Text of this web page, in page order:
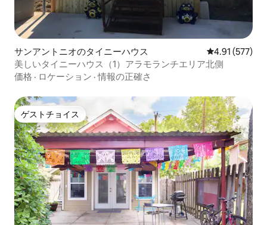
サンアントニオのタイニーハウス レビュー577
4.91 (577)
美しいタイニーハウス（1）アラモランチエリア北側
価格 · ロケーション ·情報の正確さ
ゲストチョイス
ゲストチョイス